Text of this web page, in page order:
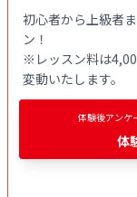
初心者から上級者
ン！
※レッスン料は
変動いたします。
体験後アンケ
体